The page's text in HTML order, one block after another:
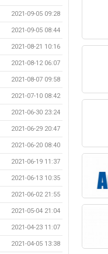
2021-09-05 09:28
2021-09-05 08:44
2021-08-21 10:16
2021-08-12 06:07
2021-08-07 09:58
2021-07-10 08:42
2021-06-30 23:24
2021-06-29 20:47
2021-06-20 08:40
2021-06-19 11:37
2021-06-13 10:35
2021-06-02 21:55
2021-05-04 21:04
2021-04-23 11:07
2021-04-05 13:38